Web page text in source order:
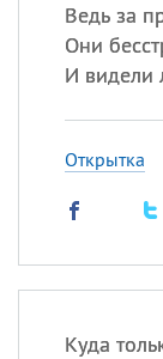
Ведь за
Они
И видели
Открытка
Куда